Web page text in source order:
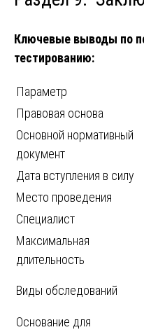
Ключевые выводы по
тестированию:
Параметр
Правовая основа
Основной нормативный
документ
Дата вступления в силу
Место проведения
Специалист
Максимальная
длительность
Виды обследований
Основание для